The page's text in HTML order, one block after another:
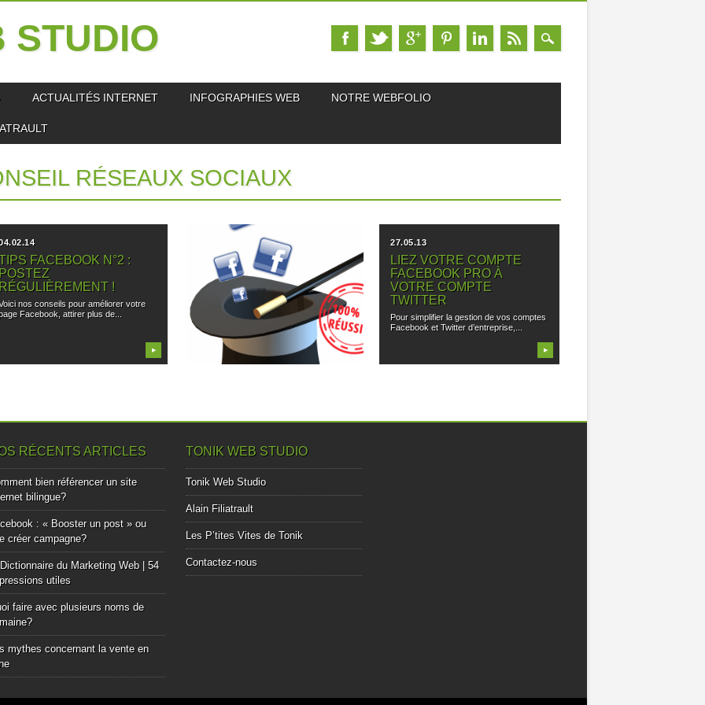
STUDIO
ACTUALITÉS INTERNET INFOGRAPHIES WEB NOTRE WEBFOLIO
RÉSEAUX SOCIAUX
FACEBOOK N°2 :
POSTEZ
RÉGULIÈREMENT !
nos conseils pour améliorer votre
Facebook, attirer plus de...
▶
TIPS FACEBOOK N°1 :
INSÉREZ SUR VOTRE
SITE INTERNET DES
BOUTONS PARTAGE OU
J’AIME.
Voici nos conseils pour améliorer votre
page Facebook, attirer plus de...
▶
27.05.13
LIEZ VOTRE COMPTE
FACEBOOK PRO À
VOTRE COMPTE
TWITTER
Pour simplifier la gestion de vos comptes
Facebook et Twitter d’entreprise,...
▶
RÉCENTS ARTICLES
bien référencer un site
bilingue?
: « Booster un post » ou
créer campagne?
du Marketing Web | 54
utiles
faire avec plusieurs noms de
mythes concernant la vente en
TONIK WEB STUDIO
Tonik Web Studio
Alain Filiatrault
Les P’tites Vites de Tonik
Contactez-nous